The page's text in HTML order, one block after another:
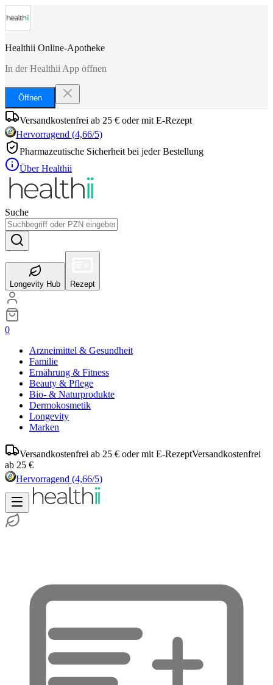
Healthii Online-Apotheke
In der Healthii App öffnen
Öffnen
Versandkostenfrei ab 25 € oder mit E-Rezept
Hervorragend (4,66/5)
Pharmazeutische Sicherheit bei jeder Bestellung
Über Healthii
Suche
Longevity Hub Rezept
0
Arzneimittel & Gesundheit
Familie
Ernährung & Fitness
Beauty & Pflege
Bio- & Naturprodukte
Dermokosmetik
Longevity
Marken
Versandkostenfrei ab 25 € oder mit E-RezeptVersandkostenfrei
ab 25 €
Hervorragend (4,66/5)